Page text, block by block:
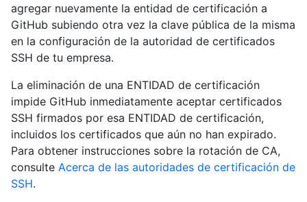
agregar nuevamente la entidad de certificación a
GitHub subiendo otra vez la clave pública de la misma
en la configuración de la autoridad de certificados
SSH de tu empresa.
La eliminación de una ENTIDAD de certificación
impide GitHub inmediatamente aceptar certificados
SSH firmados por esa ENTIDAD de certificación,
incluidos los certificados que aún no han expirado.
Para obtener instrucciones sobre la rotación de CA,
consulte Acerca de las autoridades de certificación de
SSH.